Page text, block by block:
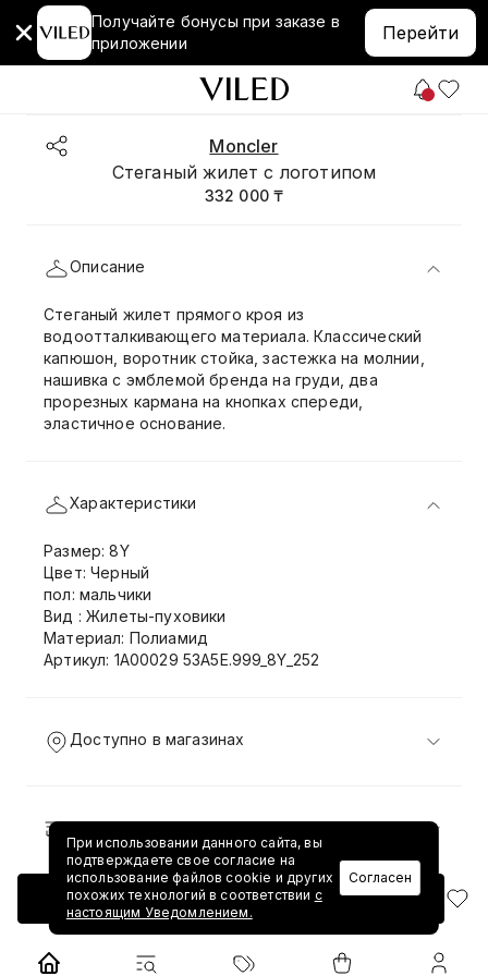
Получайте бонусы при заказе в
приложении
Перейти
Moncler
Стеганый жилет с логотипом
332 000 ₸
Добавить в корзину
Описание
Стеганый жилет прямого кроя из
водоотталкивающего материала. Классический
капюшон, воротник стойка, застежка на молнии,
нашивка с эмблемой бренда на груди, два
прорезных кармана на кнопках спереди,
эластичное основание.
Характеристики
Размер: 8Y
Цвет: Черный
пол: мальчики
Вид : Жилеты-пуховики
Материал: Полиамид
Артикул: 1A00029 53A5E.999_8Y_252
Доступно в магазинах
Доставка и возврат
При использовании данного сайта, вы
подтверждаете свое согласие на
использование файлов cookie и других
похожих технологий в соответствии с
настоящим Уведомлением.
Согласен